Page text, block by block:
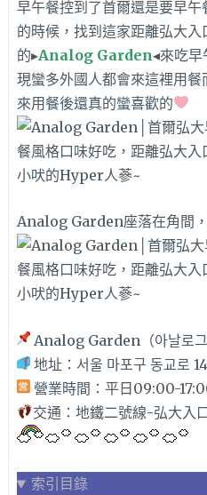
早午餐控到了首爾還是要早
的時候，找到這家距離弘大
的▸Analog Garden◂來吃早
現蠻多外國人都會來這裡用
來用餐後還真的蠻喜歡的
Analog Garden座落在角間，
Analog Garden（아날로그
地址：서울 마포구 동교로
營業時間：平日09:00-
交通：地鐵二號線-弘大入
索引目錄